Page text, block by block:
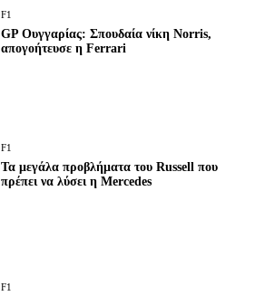
F1
GP Ουγγαρίας: Σπουδαία νίκη Norris,
απογοήτευσε η Ferrari
F1
Τα μεγάλα προβλήματα του Russell που
πρέπει να λύσει η Mercedes
F1